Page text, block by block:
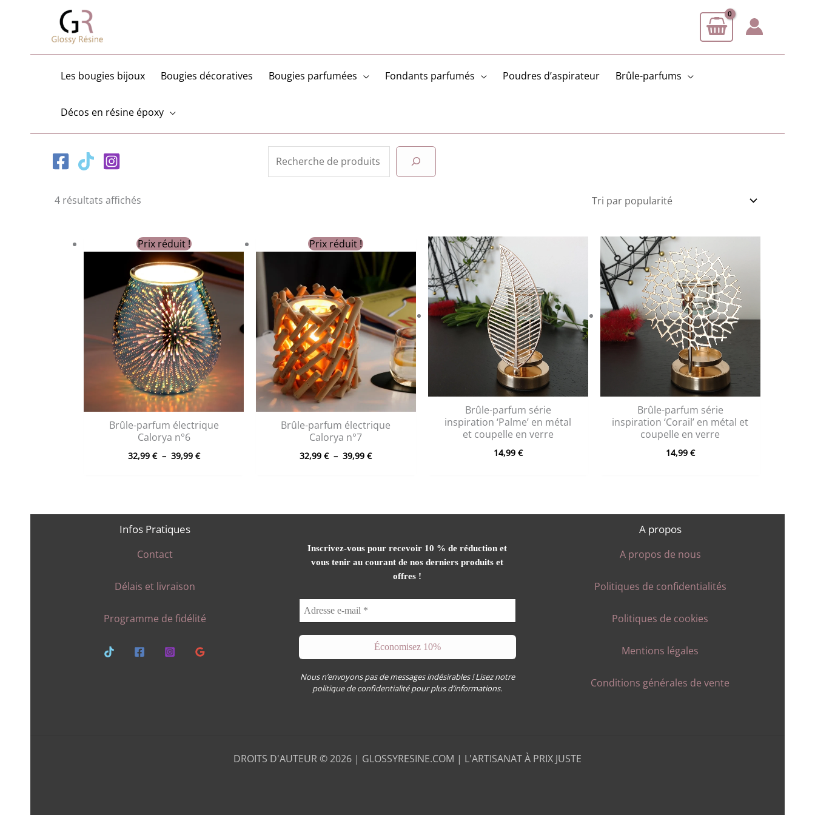
contenu
Les bougies bijoux Bougies décoratives Bougies parfumées Fondants parfumés Poudres d’aspirateur Brûle-parfums
Décos en résine époxy
4 résultats affichés
Prix réduit !
Brûle-parfum électrique
Calorya n°6
32,99 € – 39,99 €Plage
Prix réduit !
Brûle-parfum électrique
Calorya n°7
32,99€ – 39,99€Plage
Brûle-parfum série
inspiration ‘Palme’ en métal
et coupelle en verre
14,99 €
Brûle-parfum série
inspiration ‘Corail’ en métal et
coupelle en verre
14,99 €
Infos Pratiques
Contact
Délais et livraison
Programme de fidélité
Inscrivez-vous pour recevoir 10 % de réduction et
vous tenir au courant de nos derniers produits et
offres !
Nous n’envoyons pas de messages indésirables ! Lisez notre
politique de confidentialitépour plus d’informations.
A propos
A propos de nous
Politiques de confidentialités
Politiques de cookies
Mentions légales
Conditions générales de vente
DROITS D'AUTEUR © 2026 | GLOSSYRESINE.COM | L'ARTISANAT À PRIX JUSTE